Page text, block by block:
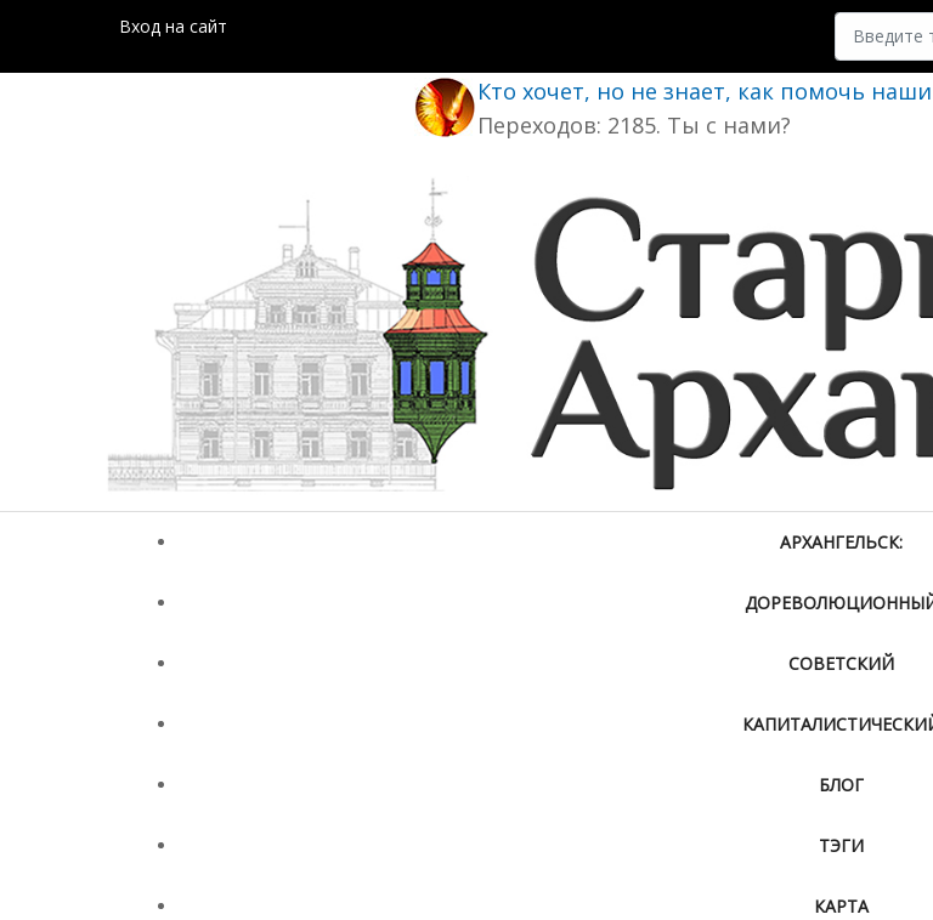
Вход на сайт Поиск
Кто хочет, но не знает, как помочь
Переходов: 2185. Ты с нами?
АРХАНГЕЛЬСК:
СОВЕТСКИЙ
БЛОГ
ТЭГИ
КАРТА